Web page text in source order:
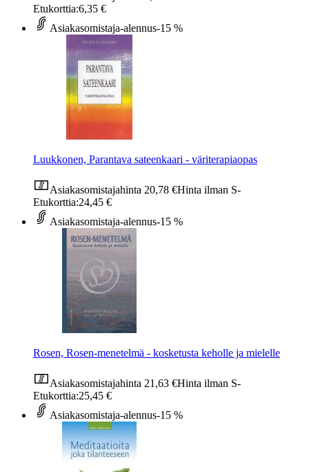
Etukorttia:6,35 €
Asiakasomistaja-alennus-15 %
Luukkonen, Parantava sateenkaari - väriterapiaopas
Asiakasomistajahinta 20,78 €Hinta ilman S-
Etukorttia:24,45 €
Asiakasomistaja-alennus-15 %
Rosen, Rosen-menetelmä - kosketusta keholle ja mielelle
Asiakasomistajahinta 21,63 €Hinta ilman S-
Etukorttia:25,45 €
Asiakasomistaja-alennus-15 %